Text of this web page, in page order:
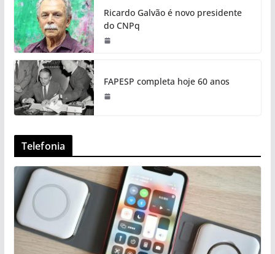
Ricardo Galvão é novo presidente
do CNPq
FAPESP completa hoje 60 anos
Telefonia